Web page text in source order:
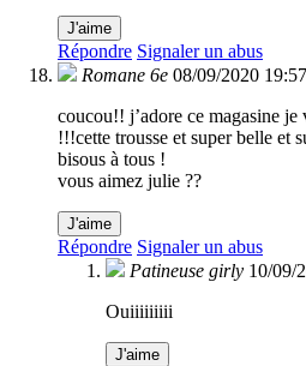
J'aime
Répondre Signaler un abus
Romane 6e 08/09/2020 19:57
coucou!! j’adore ce magasine je
!!!cette trousse et super belle et
bisous à tous !
vous aimez julie ??
J'aime
Répondre Signaler un abus
Patineuse girly 10/09/
Ouiiiiiiiii
J'aime